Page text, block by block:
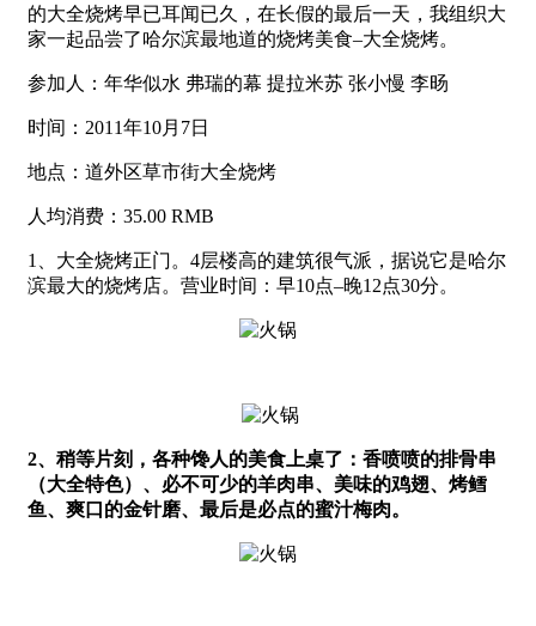
的大全烧烤早已耳闻已久，在长假的最后一天，我组织大
家一起品尝了哈尔滨最地道的烧烤美食–大全烧烤。
参加人：年华似水 弗瑞的幕 提拉米苏 张小慢 李旸
时间：2011年10月7日
地点：道外区草市街大全烧烤
人均消费：35.00 RMB
1、大全烧烤正门。4层楼高的建筑很气派，据说它是哈尔
滨最大的烧烤店。营业时间：早10点–晚12点30分。
2、 稍等片刻，各种馋人的美食上桌了：香喷喷的排骨串
（大全特色）、必不可少的羊肉串、美味的鸡翅、烤鳕
鱼、爽口的金针磨、最后是必点的蜜汁梅肉。